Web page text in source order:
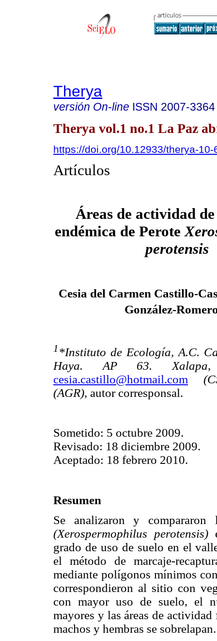
Therya
versión On-line ISSN 2007-3364
Therya vol.1 no.1 La Paz
https://doi.org/10.12933/therya-10-
Artículos
Áreas de actividad
endémica de Perote
perotensis
Cesia del Carmen Castillo-
González-
1 *Instituto de Ecología, A.C.
Haya. AP 63. Xalapa,
cesia.castillo@hotmail.com
(AGR), autor corresponsal.
Sometido: 5 octubre 2009.
Revisado: 18 diciembre 2009.
Aceptado: 18 febrero 2010.
Resumen
Se analizaron y
(Xerospermophilus perotensis)
grado de uso de suelo en el
el método de marcaje-
mediante polígonos mínimos
correspondieron al sitio con
con mayor uso de suelo, el
mayores y las áreas de
machos y hembras se sobrelapan.